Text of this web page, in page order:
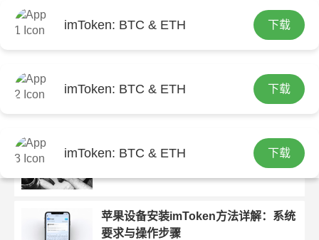
imToken: BTC & ETH 下载
imToken: BTC & ETH 下载
imToken: BTC & ETH 下载
首页
包含"苹果手机imToken最新苹果下载全方位
苹果手机安装imToken钱包最新版指南
苹果手机imToken最新下载安装指南
苹果设备安装imToken方法详解：系统
要求与操作步骤